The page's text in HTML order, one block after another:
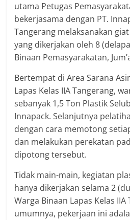
utama Petugas
bekerjasama dengan PT.
Tangerang melaksanakan
yang dikerjakan oleh 8
Binaan Pemasyarakatan,
Bertempat di Area Sarana
Lapas Kelas IIA Tangerang,
sebanyak 1,5 Ton Plastik
Innapack. Selanjutnya
dengan cara memotong
dan melakukan perekatan
dipotong tersebut.
Tidak main-main, kegiatan
hanya dikerjakan selama 2
Warga Binaan Lapas Kelas IIA
umumnya, pekerjaan ini